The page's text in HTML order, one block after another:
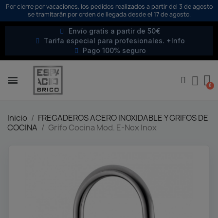
Por cierre por vacaciones, los pedidos realizados a partir del 3 de agosto
se tramitarán por orden de llegada desde el 17 de agosto.
Envío gratis a partir de 50€
Tarifa especial para profesionales. +Info
Pago 100% seguro
Inicio
FREGADEROS ACERO INOXIDABLE Y GRIFOS DE
COCINA
Grifo Cocina Mod. E-Nox Inox